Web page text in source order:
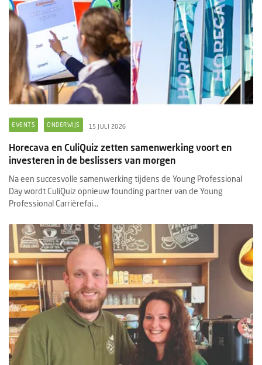
EVENTS ONDERWIJS 15 JULI 2026
Horecava en CuliQuiz zetten samenwerking voort en
investeren in de beslissers van morgen
Na een succesvolle samenwerking tijdens de Young Professional
Day wordt CuliQuiz opnieuw founding partner van de Young
Professional Carrièrefai...